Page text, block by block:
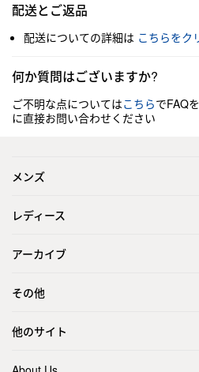
配送とご返品
配送についての詳細は こちらをク
何か質問はございますか?
ご不明な点についてはこちらでFAQ
に直接お問い合わせください
メンズ
レディース
アーカイブ
その他
他のサイト